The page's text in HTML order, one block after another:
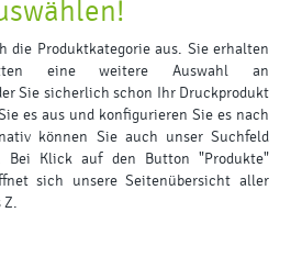
die Produktkategorie aus. Sie erhalten
eine weitere Auswahl an
Sie sicherlich schon Ihr Druckprodukt
es aus und konfigurieren Sie es nach
können Sie auch unser Suchfeld
Bei Klick auf den Button "Produkte"
sich unsere Seitenübersicht aller